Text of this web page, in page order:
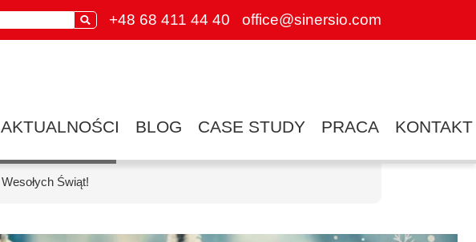
+48 68 411 44 40 office@sinersio.com
AKTUALNOŚCI BLOG CASE STUDY PRACA KONTAKT
Wesołych Świąt!